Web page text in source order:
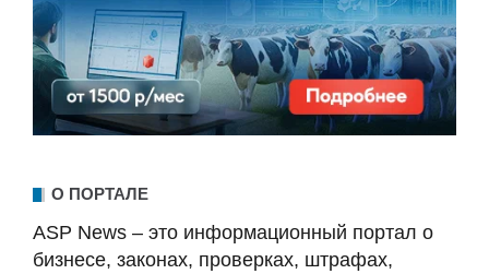
О ПОРТАЛЕ
ASP News – это информационный портал о
бизнесе, законах, проверках, штрафах,